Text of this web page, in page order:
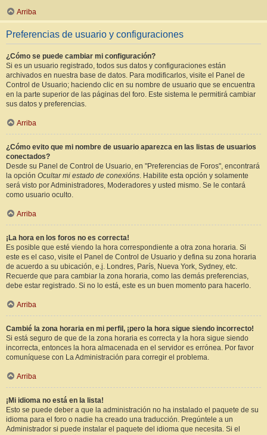
Arriba
Preferencias de usuario y configuraciones
¿Cómo se puede cambiar mi configuración?
Si es un usuario registrado, todos sus datos y configuraciones están
archivados en nuestra base de datos. Para modificarlos, visite el Panel de
Control de Usuario; haciendo clic en su nombre de usuario que se encuentra
en la parte superior de las páginas del foro. Este sistema le permitirá cambiar
sus datos y preferencias.
Arriba
¿Cómo evito que mi nombre de usuario aparezca en las listas de usuarios
conectados?
Desde su Panel de Control de Usuario, en "Preferencias de Foros", encontrará
la opción Ocultar mi estado de conexións. Habilite esta opción y solamente
será visto por Administradores, Moderadores y usted mismo. Se le contará
como usuario oculto.
Arriba
¡La hora en los foros no es correcta!
Es posible que esté viendo la hora correspondiente a otra zona horaria. Si
este es el caso, visite el Panel de Control de Usuario y defina su zona horaria
de acuerdo a su ubicación, e.j. Londres, París, Nueva York, Sydney, etc.
Recuerde que para cambiar la zona horaria, como las demás preferencias,
debe estar registrado. Si no lo está, este es un buen momento para hacerlo.
Arriba
Cambié la zona horaria en mi perfil, ¡pero la hora sigue siendo incorrecto!
Si está seguro de que de la zona horaria es correcta y la hora sigue siendo
incorrecta, entonces la hora almacenada en el servidor es errónea. Por favor
comuníquese con La Administración para corregir el problema.
Arriba
¡Mi idioma no está en la lista!
Esto se puede deber a que la administración no ha instalado el paquete de su
idioma para el foro o nadie ha creado una traducción. Pregúntele a un
Administrador si puede instalar el paquete del idioma que necesita. Si el